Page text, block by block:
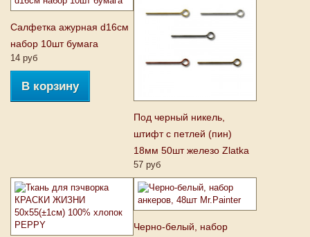
Салфетка ажурная d16см
набор 10шт бумага
14 руб
В корзину
Под черный никель,
штифт с петлей (пин)
18мм 50шт железо Zlatka
57 руб
Черно-белый, набор